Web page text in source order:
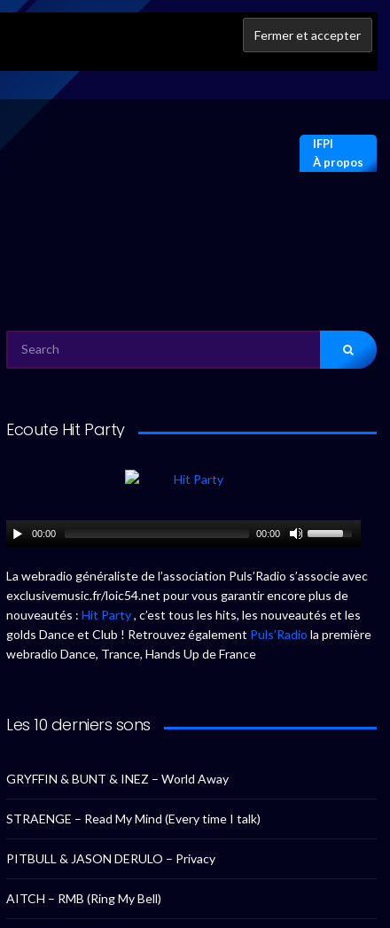
IFPI
À propos
FOR:
Ecoute Hit Party
00:00 00:00
La webradio généraliste de l’association Puls’Radio s’associe avec
exclusivemusic.fr/loic54.net pour vous garantir encore plus de
nouveautés : Hit Party, c’est tous les hits, les nouveautés et les
golds Dance et Club ! Retrouvez également Puls’Radio la première
webradio Dance, Trance, Hands Up de France
Les 10 derniers sons
GRYFFIN & BUNT & INEZ – World Away
STRAENGE – Read My Mind (Every time I talk)
PITBULL & JASON DERULO – Privacy
AITCH – RMB (Ring My Bell)